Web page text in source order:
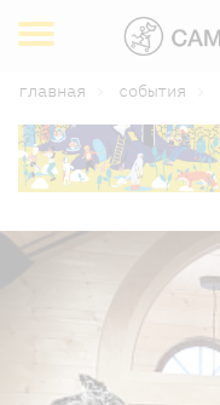
главная события